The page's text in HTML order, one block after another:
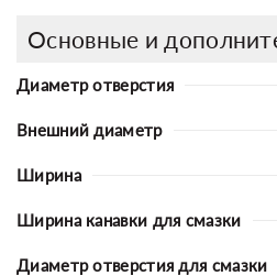
Основные и
Диаметр отверстия
Внешний диаметр
Ширина
Ширина канавки для смазки
Диаметр отверстия для смазки